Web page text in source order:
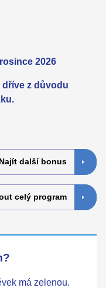
2026
dříve z důvodu
Najít další bonus
celý program
má zelenou.